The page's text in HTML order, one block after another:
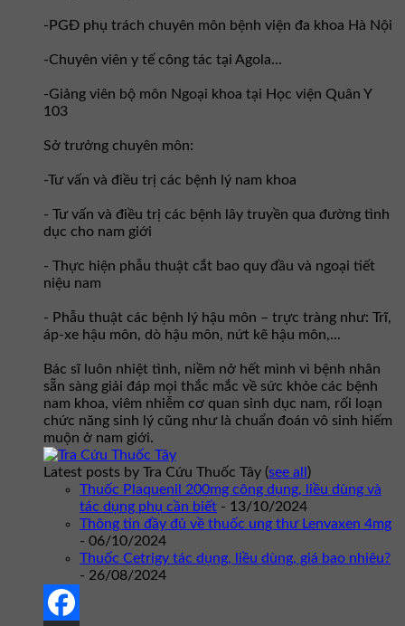
-PGĐ phụ trách chuyên môn bệnh viện đa khoa Hà Nội
-Chuyên viên y tế công tác tại Agola...
-Giảng viên bộ môn Ngoại khoa tại Học viện Quân Y
103
Sở trưởng chuyên môn:
-Tư vấn và điều trị các bệnh lý nam khoa
- Tư vấn và điều trị các bệnh lây truyền qua đường tình
dục cho nam giới
- Thực hiện phẫu thuật cắt bao quy đầu và ngoại tiết
niệu nam
- Phẫu thuật các bệnh lý hậu môn – trực tràng như: Trĩ,
áp-xe hậu môn, dò hậu môn, nứt kẽ hậu môn,...
Bác sĩ luôn nhiệt tình, niềm nở hết mình vì bệnh nhân
sẵn sàng giải đáp mọi thắc mắc về sức khỏe các bệnh
nam khoa, viêm nhiễm cơ quan sinh dục nam, rối loạn
chức năng sinh lý cũng như là chuẩn đoán vô sinh hiếm
muộn ở nam giới.
Latest posts by Tra Cứu Thuốc Tây (see all )
Thuốc Plaquenil 200mg công dụng, liều dùng và
tác dụng phụ cần biết - 13/10/2024
Thông tin đầy đủ về thuốc ung thư Lenvaxen 4mg
- 06/10/2024
Thuốc Cetrigy tác dụng, liều dùng, giá bao nhiêu?
- 26/08/2024